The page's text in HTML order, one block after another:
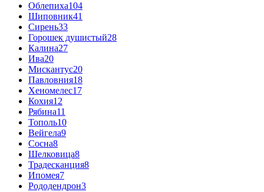
Облепиха104
Шиповник41
Сирень33
Горошек душистый28
Калина27
Ива20
Мискантус20
Павловния18
Хеномелес17
Кохия12
Рябина11
Тополь10
Вейгела9
Сосна8
Шелковица8
Традесканция8
Ипомея7
Рододендрон3